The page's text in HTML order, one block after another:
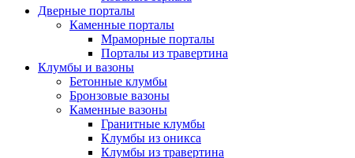
Дверные порталы
Каменные порталы
Мраморные порталы
Порталы из травертина
Клумбы и вазоны
Бетонные клумбы
Бронзовые вазоны
Каменные вазоны
Гранитные клумбы
Клумбы из оникса
Клумбы из травертина